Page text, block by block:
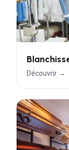
Découvrir →